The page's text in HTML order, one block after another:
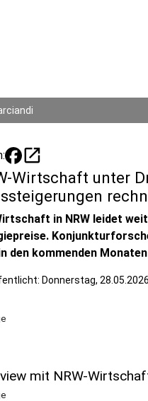
open_in_new
Wirtschaft unter
in NRW leidet
den kommenden
Donnerstag,
mit NRW-